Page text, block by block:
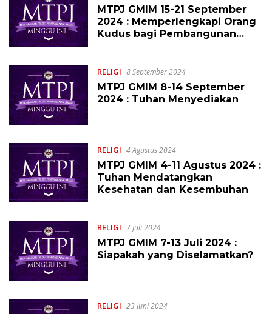
MTPJ GMIM 15-21 September
2024 : Memperlengkapi Orang
Kudus bagi Pembangunan
RELIGI 8 September 2024
MTPJ GMIM 8-14 September
2024 : Tuhan Menyediakan
RELIGI 4 Agustus 2024
MTPJ GMIM 4-11 Agustus 2024 :
Tuhan Mendatangkan
Kesehatan dan Kesembuhan
RELIGI 7 Juli 2024
MTPJ GMIM 7-13 Juli 2024 :
Siapakah yang Diselamatkan?
RELIGI 23 Juni 2024